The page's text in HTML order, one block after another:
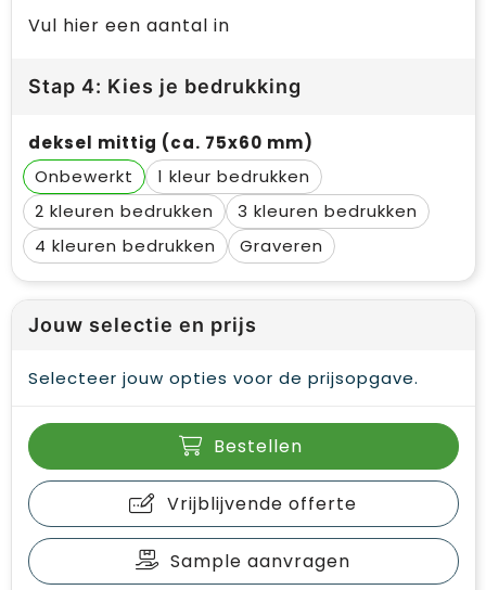
Vul hier een aantal in
Stap 4: Kies je bedrukking
deksel mittig (ca. 75x60 mm)
Onbewerkt
1
2
3
4
Graveren
Jouw selectie en prijs
Selecteer jouw opties voor de prijsopgave.
Bestellen
Vrijblijvende offerte
Sample aanvragen